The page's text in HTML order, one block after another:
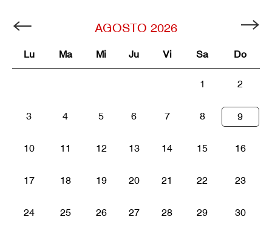
AGOSTO 2026
Lu Ma Mi Ju Vi Sa Do
1 2
3 4 5 6 7 8 9
10 11 12 13 14 15 16
17 18 19 20 21 22 23
24 25 26 27 28 29 30